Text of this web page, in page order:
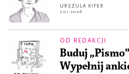
URSZULA KIFER
7.01.2026
OD REDAKCJI
Buduj
Wypełnij